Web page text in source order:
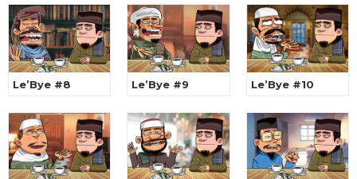
Le’Bye #8 Le’Bye #9 Le’Bye #10